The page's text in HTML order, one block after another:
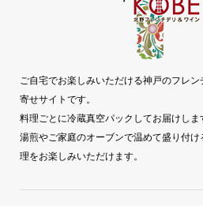
ご自宅でお楽しみいただける神戸のフレ
寄せサイトです。
料理ごとに冷蔵真空パックしてお届けしま
湯煎やご家庭のオーブンで温めて盛り付
理をお楽しみいただけます。